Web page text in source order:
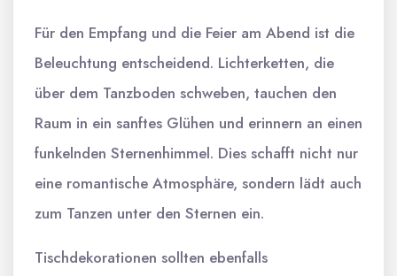
Für den Empfang und die Feier am Abend ist die
Beleuchtung entscheidend. Lichterketten, die
über dem Tanzboden schweben, tauchen den
Raum in ein sanftes Glühen und erinnern an einen
funkelnden Sternenhimmel. Dies schafft nicht nur
eine romantische Atmosphäre, sondern lädt auch
zum Tanzen unter den Sternen ein.
Tischdekorationen sollten ebenfalls